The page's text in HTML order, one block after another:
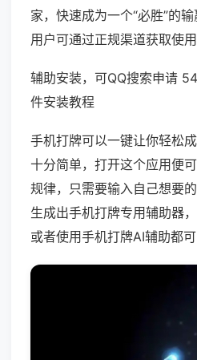
家，快速成为一个“必胜”的
用户可通过正规渠道获取使用
辅助安装，可QQ搜索申请
件安装教程
手机打牌可以一键让你轻松
十分简单，打开这个应用便
规律，只需要输入自己想要
生成出手机打牌专用辅助器
或者使用手机打牌AI辅助都可